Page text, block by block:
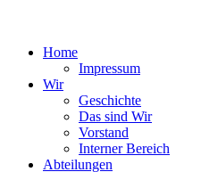
Home
Impressum
Wir
Geschichte
Das sind Wir
Vorstand
Interner Bereich
Abteilungen